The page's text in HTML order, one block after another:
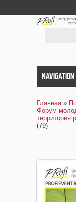
NAVIGATION
Главная »
Форум
территория
(79)